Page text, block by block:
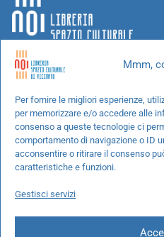
Mmm,
Per fornire le migliori esperienze,
per memorizzare e/o accedere alle
consenso a queste tecnologie ci
comportamento di navigazione o ID
acconsentire o ritirare il consenso
caratteristiche e funzioni.
Gestisci servizi
Chi siamo
Progetti speciali
Richiedi un libro
Spedizioni
Cookie Policy